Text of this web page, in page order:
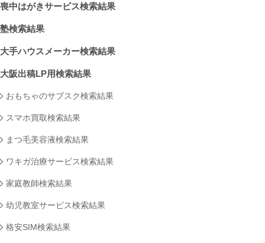
喪中はがきサービス検索結果
塾検索結果
大手ハウスメーカー検索結果
大阪出稿LP用検索結果
おもちゃのサブスク検索結果
スマホ買取検索結果
まつ毛美容液検索結果
ワキガ治療サービス検索結果
家庭教師検索結果
幼児教室サービス検索結果
格安SIM検索結果